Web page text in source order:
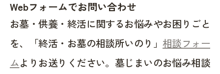
Webフォームでお問い合わせ
お墓・供養・終活に関するお悩みやお困りごと
を、「終活・お墓の相談所いのり」相談フォー
ムよりお送りください。墓じまいのお悩み相談